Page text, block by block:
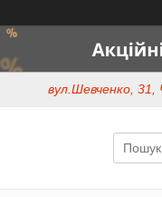
вул.Шевченко, 31,